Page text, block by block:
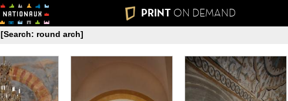
PRINT ON DEMAND
[Search: round arch]